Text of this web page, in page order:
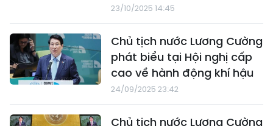
23/10/2025 14:45
Chủ tịch nước Lương Cường
phát biểu tại Hội nghị cấp
cao về hành động khí hậu
24/09/2025 23:42
Chủ tịch nước Lương Cường